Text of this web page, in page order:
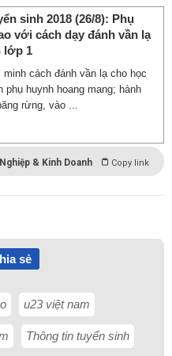
sinh 2018 (26/8): Phụ
với cách dạy đánh vần lạ
lớp 1
cách đánh vần lạ cho học
phụ huynh hoang mang; hành
rừng, vào ...
& Kinh Doanh Copy link
sẻ
u23 việt nam
Thông tin tuyển sinh